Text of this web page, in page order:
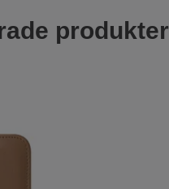
produkter